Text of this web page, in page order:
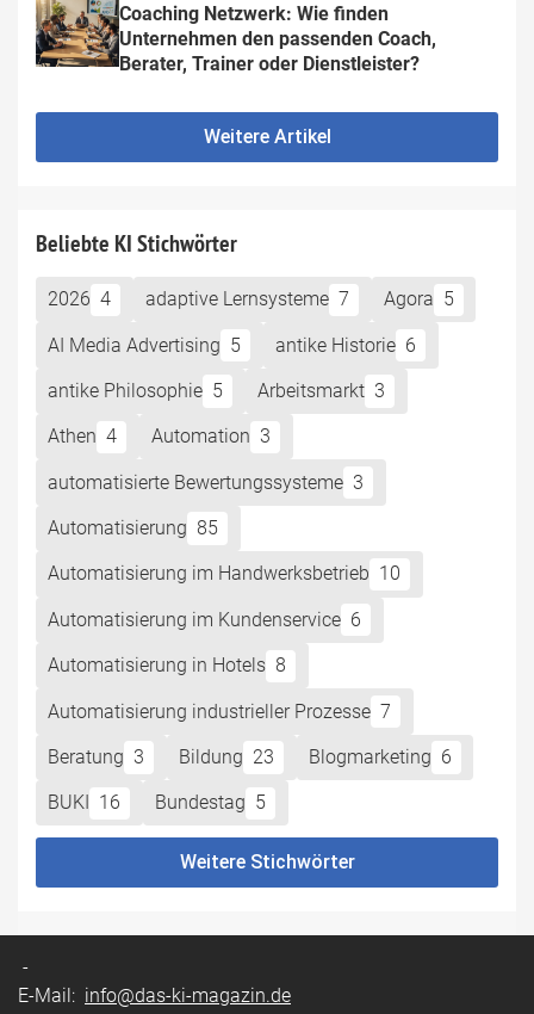
Coaching Netzwerk: Wie finden
Unternehmen den passenden Coach,
Berater, Trainer oder Dienstleister?
Weitere Artikel
Beliebte KI Stichwörter
2026 4 adaptive Lernsysteme 7 Agora 5
AI Media Advertising 5 antike Historie 6
antike Philosophie 5 Arbeitsmarkt 3
Athen 4 Automation 3
automatisierte Bewertungssysteme 3
Automatisierung 85
Automatisierung im Handwerksbetrieb 10
Automatisierung im Kundenservice 6
Automatisierung in Hotels 8
Automatisierung industrieller Prozesse 7
Beratung 3 Bildung 23 Blogmarketing 6
BUKI 16 Bundestag 5
Weitere Stichwörter
-
E-Mail: info@das-ki-magazin.de